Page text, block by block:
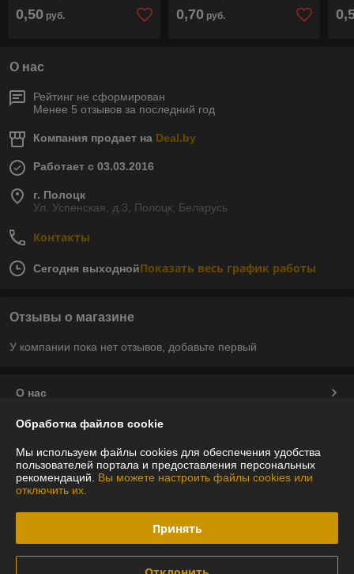
0,50 руб. 0,70 руб.
О нас
Рейтинг не сформирован
Менее 5 отзывов за последний год
Компания продает на Deal.by
Работает с 03.03.2016
г. Полоцк
Ул. Успенская, д.3, Полоцк, Беларусь
Контакты
Сегодня выходнойПоказать весь график работы
Отзывы о магазине
У компании пока нет отзывов, добавьте первый
О нас
Контакты
Доставка и оплата
Полная версия сайта
Обработка файлов cookie
Мы используем файлы cookies для обеспечения удобства
пользователей портала и предоставления персональных
рекомендаций. Вы можете настроить файлы cookies или
отключить их.
Принять